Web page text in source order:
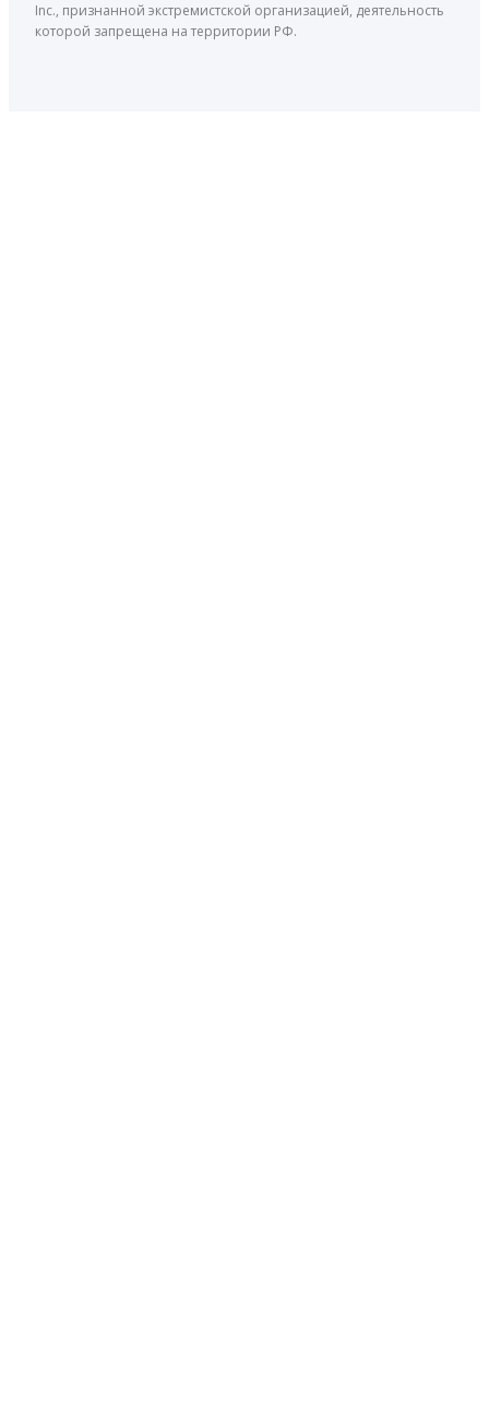
Inc., признанной экстремистской организацией, деятельность
которой запрещена на территории РФ.